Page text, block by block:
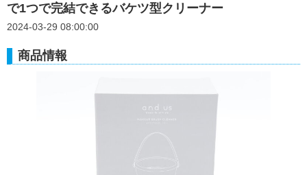
で1つで完結できるバケツ型クリーナー
2024-03-29 08:00:00
商品情報